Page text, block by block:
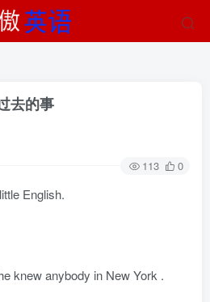
去的事
113 0
English.
knew anybody in New York .